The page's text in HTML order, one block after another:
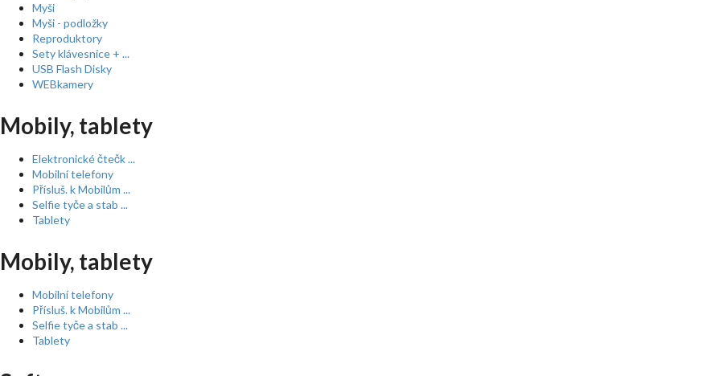
Myši
Myši - podložky
Reproduktory
Sety klávesnice + ...
USB Flash Disky
WEBkamery
Mobily, tablety
Elektronické čtečk ...
Mobilní telefony
Přísluš. k Mobilům ...
Selfie tyče a stab ...
Tablety
Mobily, tablety
Mobilní telefony
Přísluš. k Mobilům ...
Selfie tyče a stab ...
Tablety